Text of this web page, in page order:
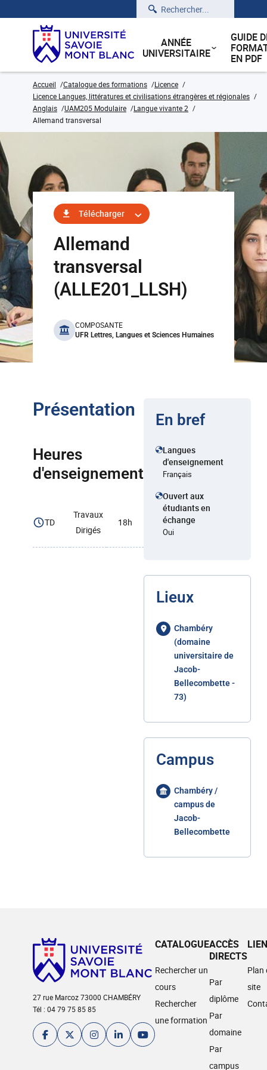
Rechercher
ANNÉE
UNIVERSITAIRE
GUIDE
EN PDF
Accueil Catalogue des formations
Licence
Licence Langues, littératures et civilisations étrangères et régionales
Anglais
UAM205 Modulaire
Langue vivante 2
Allemand transversal
Télécharger
Allemand
transversal
(ALLE201_LLSH)
benefits
COMPOSANTE
UFR Lettres, Langues et Sciences Humaines
Présentation
Heures
d'enseignement
TD
Travaux
Dirigés
18h
En bref
Langues
d'enseignement
Français
Ouvert aux
étudiants en
échange
Oui
Lieux
Chambéry
(domaine
universitaire de
Jacob-
Bellecombette -
73)
Campus
Chambéry /
campus de
Jacob-
Bellecombette
27 rue Marcoz 73000 CHAMBÉRY
Tél : 04 79 75 85 85
CATALOGUE
Rechercher un
cours
Rechercher
une formation
ACCÈS
DIRECTS
Par
diplôme
Par
domaine
Par
campus
Plan
site